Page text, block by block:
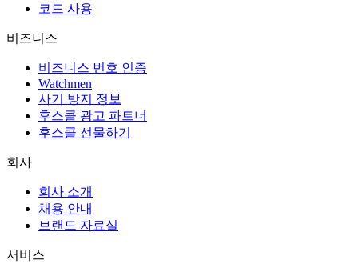
코드 사용
비즈니스
비즈니스 번호 인증
Watchmen
사기 방지 정보
후스콜 광고 파트너
후스콜 선물하기
회사
회사 소개
채용 안내
브랜드 자료실
서비스